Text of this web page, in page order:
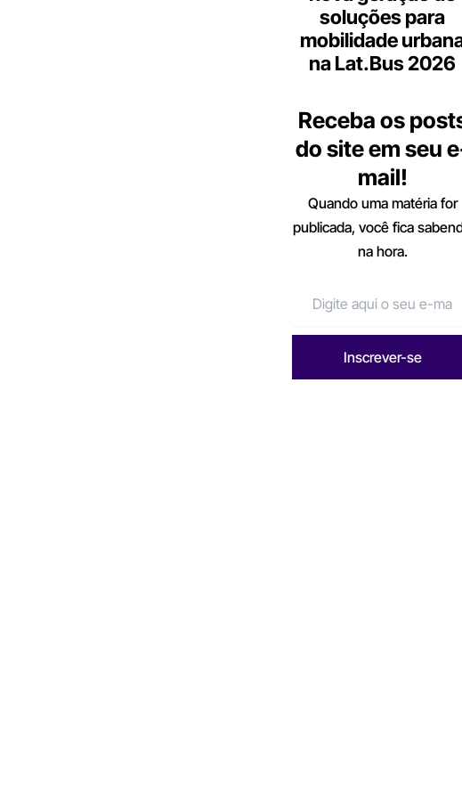
soluções para
mobilidade
na Lat.Bus 2026
Receba os
do site em seu
mail!
Quando uma matéria for
publicada, você fica
na hora.
Inscrever-se